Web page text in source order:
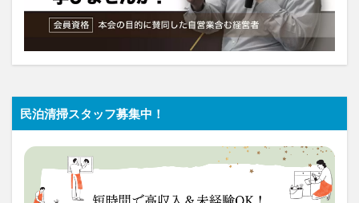
民泊清掃スタッフ募集中！